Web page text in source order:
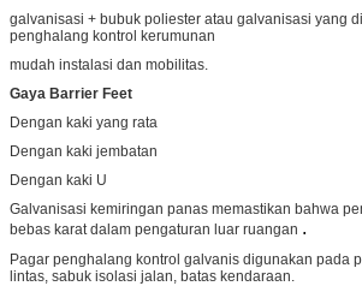
galvanisasi + bubuk poliester atau galvanisasi yang
penghalang kontrol kerumunan
mudah instalasi dan mobilitas.
Gaya Barrier Feet
Dengan kaki yang rata
Dengan kaki jembatan
Dengan kaki U
Galvanisasi kemiringan panas memastikan bahwa
bebas karat dalam pengaturan luar ruangan .
Pagar penghalang kontrol galvanis digunakan pada
lintas, sabuk isolasi jalan, batas kendaraan.